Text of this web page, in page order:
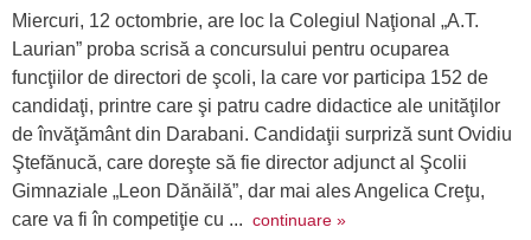
Miercuri, 12 octombrie, are loc la Colegiul Naţional „A.T.
Laurian” proba scrisă a concursului pentru ocuparea
funcţiilor de directori de şcoli, la care vor participa 152 de
candidaţi, printre care şi patru cadre didactice ale unităţilor
de învăţământ din Darabani. Candidaţii surpriză sunt Ovidiu
Ştefănucă, care doreşte să fie director adjunct al Şcolii
Gimnaziale „Leon Dănăilă”, dar mai ales Angelica Creţu,
care va fi în competiţie cu ... continuare »